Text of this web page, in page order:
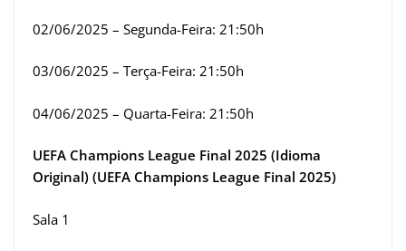
02/06/2025 – Segunda-Feira: 21:50h
03/06/2025 – Terça-Feira: 21:50h
04/06/2025 – Quarta-Feira: 21:50h
UEFA Champions League Final 2025 (Idioma
Original) (UEFA Champions League Final 2025)
Sala 1